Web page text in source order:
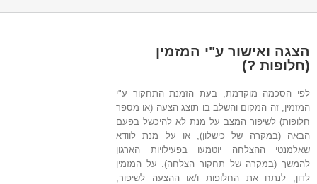
הצגה ואישור ע"י המזמין
(חלופות ?)
לפי הסכמה מוקדמת, בעת הזמנת התחקור ע"י
המזמין, זה המקום והשלב בו תוצג הצעה (או מספר
חלופות) לשיפור המצב על מנת לא להיכשל בפעם
הבאה (במקרה של כישלון), או על מנת לוודא
שאלמנטי ההצלחה יוטמעו בפעילויות הארגון
להמשך (במקרה של תחקור הצלחה). על המזמין
לדון, לנתח את החלופות ו/או ההצעה לשיפור,